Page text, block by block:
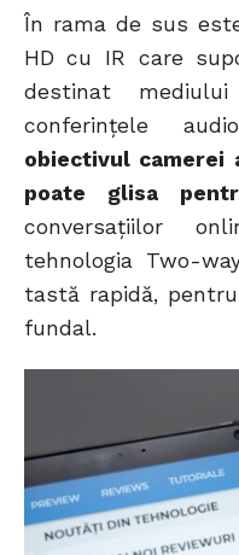
În rama de sus
HD cu IR care
destinat
conferințele
obiectivul camerei
poate glisa
conversațiilor
tehnologia Two-
tastă rapidă,
fundal.